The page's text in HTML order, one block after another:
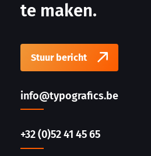
te maken.
Stuur bericht
info@typografics.be
+32 (0)52 41 45 65